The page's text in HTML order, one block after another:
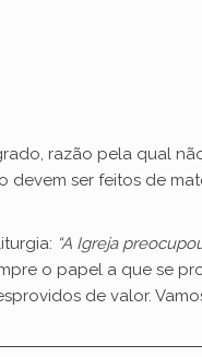
razão pela qual
ser feitos de
“A Igreja
o papel a que se
de valor.